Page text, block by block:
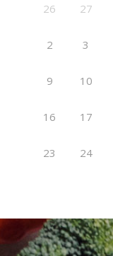
26 27
2 3
9 10
16 17
23 24